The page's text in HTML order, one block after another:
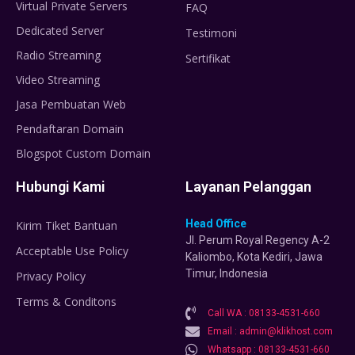
Virtual Private Servers
Dedicated Server
Radio Streaming
Video Streaming
Jasa Pembuatan Web
Pendaftaran Domain
Blogspot Custom Domain
FAQ
Testimoni
Sertifikat
Hubungi Kami
Kirim Tiket Bantuan
Acceptable Use Policy
Privacy Policy
Terms & Conditons
Layanan Pelanggan
Head Office
Jl. Perum Royal Regency A-2
Kaliombo, Kota Kediri, Jawa
Timur, Indonesia
Call WA : 08133-4531-660
Email : admin@klikhost.com
Whatsapp : 08133-4531-660